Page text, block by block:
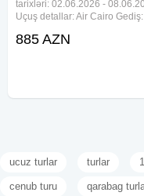
tarixləri: 02.06.2026 -
Uçuş detallar: Air Cairo Gediş:
22:30 SSH - 04:20+1 GYD
885 AZN
ucuz turlar turlar
cenub turu qarabag